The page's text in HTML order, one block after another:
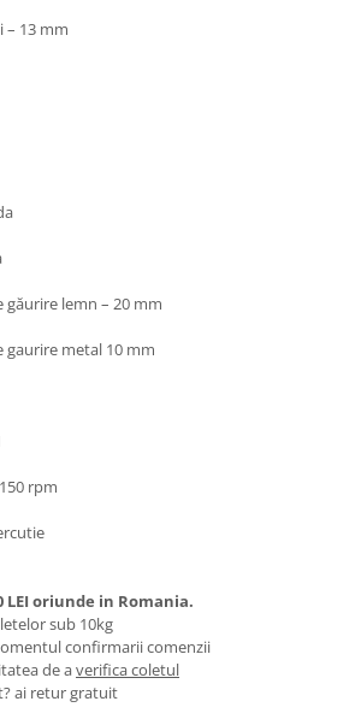
& manuale
exterior
-
pentru gatit
– 13 mm
lemn – 20 mm
metal 10 mm
rpm
LEI oriunde in Romania.
sub 10kg
confirmarii comenzii
de averifica coletul
ai retur gratuit